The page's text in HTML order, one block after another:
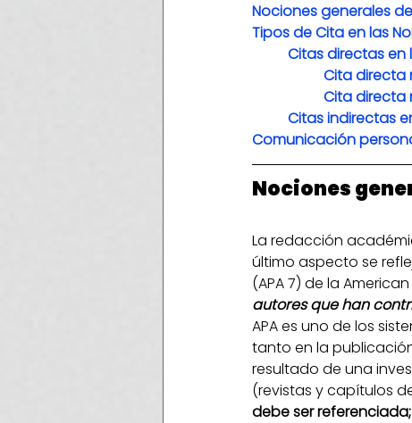
Nociones generales
Tipos de Cita en las
Citas directas en
Cita directa
Cita directa
Citas indirectas
Comunicación
Nociones
La redacción
último aspecto se
(APA 7) de la
autores que han
APA es uno de los
tanto en la
resultado de una
(revistas y capítulos
debe ser